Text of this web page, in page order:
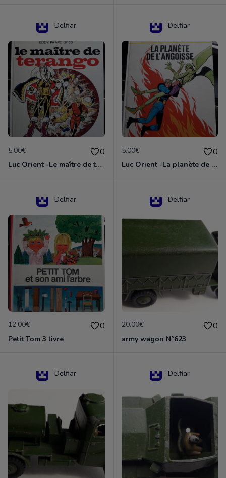
Delfiar
5.00€ 0
Luc Orient -Le maître de terango
Delfiar
5.00€ 0
Luc Orient -La planète de l'angoisse
Delfiar
12.00€ 0
Petit Tom 3 livre
Delfiar
20.00€ 0
army wagon N°623
Delfiar Delfiar